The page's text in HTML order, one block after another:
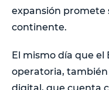
expansión promete
continente.
El mismo día que el
operatoria, también
digital, que cuenta